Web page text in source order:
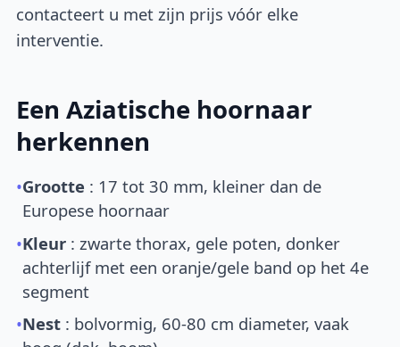
contacteert u met zijn prijs vóór elke
interventie.
Een Aziatische hoornaar
herkennen
•Grootte : 17 tot 30 mm, kleiner dan de
Europese hoornaar
•Kleur : zwarte thorax, gele poten, donker
achterlijf met een oranje/gele band op het 4e
segment
•Nest : bolvormig, 60-80 cm diameter, vaak